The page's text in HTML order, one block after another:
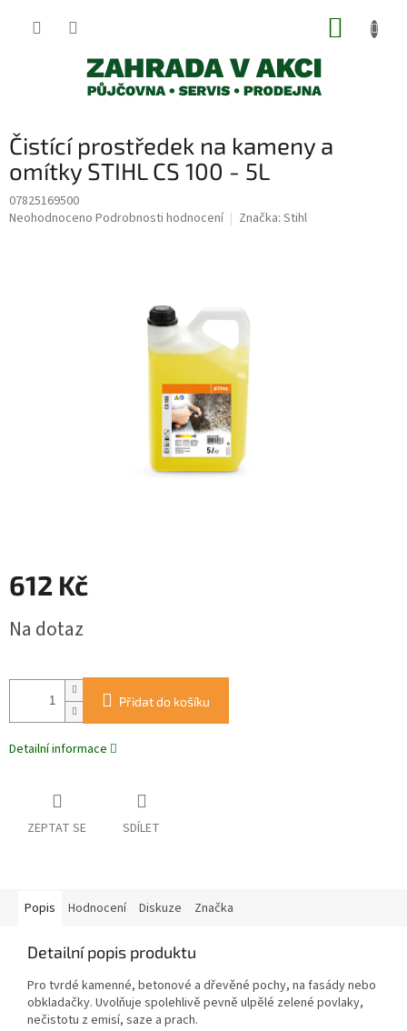
Čistící prostředek na kameny a
omítky STIHL CS 100 - 5L
07825169500
Průměrné
Neohodnoceno Podrobnosti hodnocení Značka: Stihl
612 Kč
cena:
Na dotaz
Přidat do košíku
Detailní informace
ZEPTAT SE SDÍLET
Popis Hodnocení Diskuze Značka
Detailní popis produktu
Pro tvrdé kamenné, betonové a dřevěné pochy, na fasády nebo
obkladačky. Uvolňuje spolehlivě pevně ulpělé zelené povlaky,
nečistotu z emisí, saze a prach.